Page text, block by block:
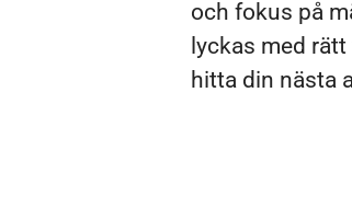
och fokus på
lyckas med
hitta din nästa